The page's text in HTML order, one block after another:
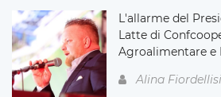
L'allarme del
Latte di
Agroalimentare e
Alina Fiordellisi